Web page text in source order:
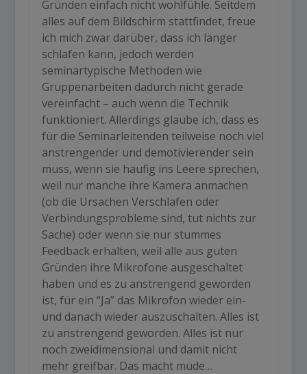
Gründen einfach nicht wohlfühle. Seitdem
alles auf dem Bildschirm stattfindet, freue
ich mich zwar darüber, dass ich länger
schlafen kann, jedoch werden
seminartypische Methoden wie
Gruppenarbeiten dadurch nicht gerade
vereinfacht – auch wenn die Technik
funktioniert. Allerdings glaube ich, dass es
für die Seminarleitenden teilweise noch viel
anstrengender und demotivierender sein
muss, wenn sie häufig ins Leere sprechen,
weil nur manche ihre Kamera anmachen
(ob die Ursachen Verschlafen oder
Verbindungsprobleme sind, tut nichts zur
Sache) oder wenn sie nur stummes
Feedback erhalten, weil alle aus guten
Gründen ihre Mikrofone ausgeschaltet
haben und es zu anstrengend geworden
ist, für ein “Ja” das Mikrofon wieder ein-
und danach wieder auszuschalten. Alles ist
zu anstrengend geworden. Alles ist nur
noch zweidimensional und damit nicht
mehr greifbar. Das macht müde…